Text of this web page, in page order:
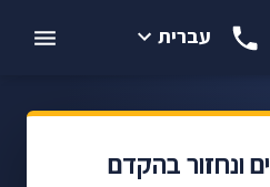
עברית
ונחזור בהקדם